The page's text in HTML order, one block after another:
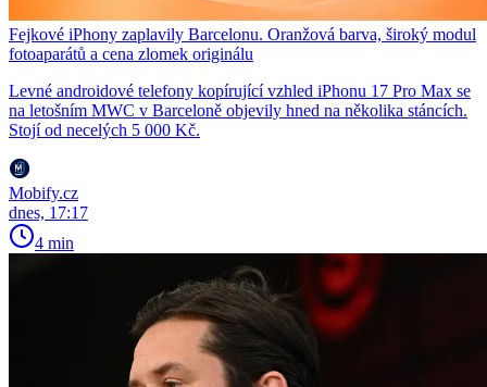
Fejkové iPhony zaplavily Barcelonu. Oranžová barva, široký modul
fotoaparátů a cena zlomek originálu
Levné androidové telefony kopírující vzhled iPhonu 17 Pro Max se
na letošním MWC v Barceloně objevily hned na několika stáncích.
Stojí od necelých 5 000 Kč.
Mobify.cz
dnes, 17:17
4 min